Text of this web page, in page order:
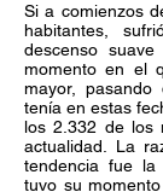
Si a comienzos
habitantes,
descenso
momento en el
mayor,
tenía en estas
los 2.332 de los
actualidad. La
tendencia fue la
tuvo su